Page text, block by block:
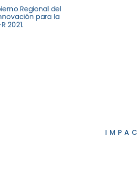
Regional del
para la
2021.